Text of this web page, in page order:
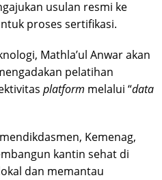
usulan resmi ke
proses sertifikasi.
Mathla’ul Anwar akan
pelatihan
platform melalui “data
Kemenag,
kantin sehat di
dan memantau